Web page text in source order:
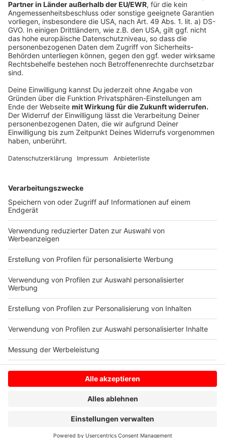
Anzeige
Alle Reisen im Überblick
Ob Relaxen auf den Kanaren, chillen auf Mallorca oder
Luxus in der Dominikanischen Republik erleben:Hier
gibt’s alle Infos zu unseren Reisen
Anzeige
AGB
Anzeige
Hier findet ihr die allgemeinen Geschäftsbedingungen.
Anzeige
Anzeige